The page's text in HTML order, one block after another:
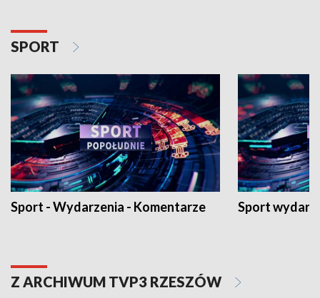
SPORT
Sport - Wydarzenia - Komentarze Sport
Z ARCHIWUM TVP3 RZESZÓW